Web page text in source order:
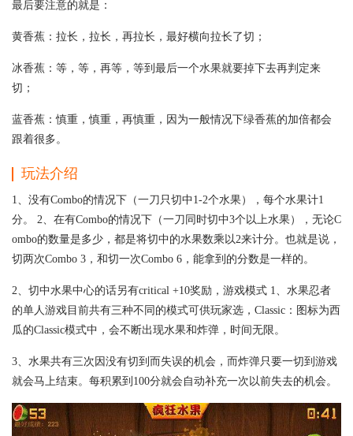
最后要注意的就是：
黄香蕉：拉长，拉长，再拉长，最好横向拉长了切；
冰香蕉：等，等，再等，等到最后一个水果就要掉下去再判定来
切；
蓝香蕉：慎重，慎重，再慎重，因为一般情况下绿香蕉的加倍都会
跟着很多。
玩法介绍
1、没有Combo的情况下（一刀只切中1-2个水果），每个水果计1
分。 2、在有Combo的情况下（一刀同时切中3个以上水果），无论C
ombo的数量是多少，都是将切中的水果数乘以2来计分。也就是说，
切两次Combo 3，和切一次Combo 6，能拿到的分数是一样的。
2、切中水果中心的话另有critical +10奖励，游戏模式 1、水果忍者
的单人游戏目前共有三种不同的模式可供玩家选，Classic：图标为西
瓜的Classic模式中，会不断出现水果和炸弹，时间无限。
3、水果共有三次因没有切到而失误的机会，而炸弹只要一切到游戏
就会马上结束。每积累到100分就会自动补充一次以前失去的机会。